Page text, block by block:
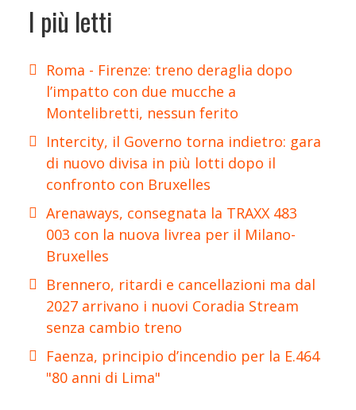
I più letti
Roma - Firenze: treno deraglia dopo
l’impatto con due mucche a
Montelibretti, nessun ferito
Intercity, il Governo torna indietro: gara
di nuovo divisa in più lotti dopo il
confronto con Bruxelles
Arenaways, consegnata la TRAXX 483
003 con la nuova livrea per il Milano-
Bruxelles
Brennero, ritardi e cancellazioni ma dal
2027 arrivano i nuovi Coradia Stream
senza cambio treno
Faenza, principio d’incendio per la E.464
"80 anni di Lima"